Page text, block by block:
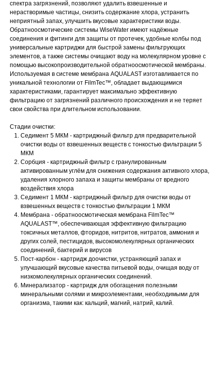
спектра загрязнений, позволяют удалить взвешенные и
нерастворимые частицы, снизить содержание хлора, устранить
неприятный запах, улучшить вкусовые характеристики воды.
Обратноосмотические системы WiseWater имеют надёжные
соединения и фитинги для защиты от протечек, удобные колбы под
универсальные картриджи для быстрой замены фильтрующих
элементов, а также системы очищают воду на молекулярном уровне с
помощью высокопроизводительной обратноосмотической мембраны.
Используемая в системе мембрана AQUALAST изготавливается по
уникальной технологии от FilmTec™, обладает выдающимися
характеристиками, гарантирует максимально эффективную
фильтрацию от загрязнений различного происхождения и не теряет
свои свойства при длительном использовании.
Стадии очистки:
Седимент 5 МКМ - картриджный фильтр для предварительной
очистки воды от взвешенных веществ с тонкостью фильтрации 5
МКМ
Сорбция - картриджный фильтр с гранулированным
активированным углём для снижения содержания активного хлора,
удаления хлорного запаха и защиты мембраны от вредного
воздействия хлора
Седимент 1 МКМ - картриджный фильтр для очистки воды от
взвешенных веществ с тонкостью фильтрации 1 МКМ
Мембрана - обратноосмотическая мембрана FilmTec™
AQUALAST™, обеспечивающая эффективную фильтрацию
токсичных металлов, фторидов, нитритов, нитратов, аммония и
других солей, пестицидов, высокомолекулярных органических
соединений, бактерий и вирусов
Пост-карбон - картридж доочистки, устраняющий запах и
улучшающий вкусовые качества питьевой воды, очищая воду от
низкомолекулярных органических соединений.
Минерализатор - картридж для обогащения полезными
минеральными солями и микроэлементами, необходимыми для
организма, такими как: кальций, магний, натрий, калий.